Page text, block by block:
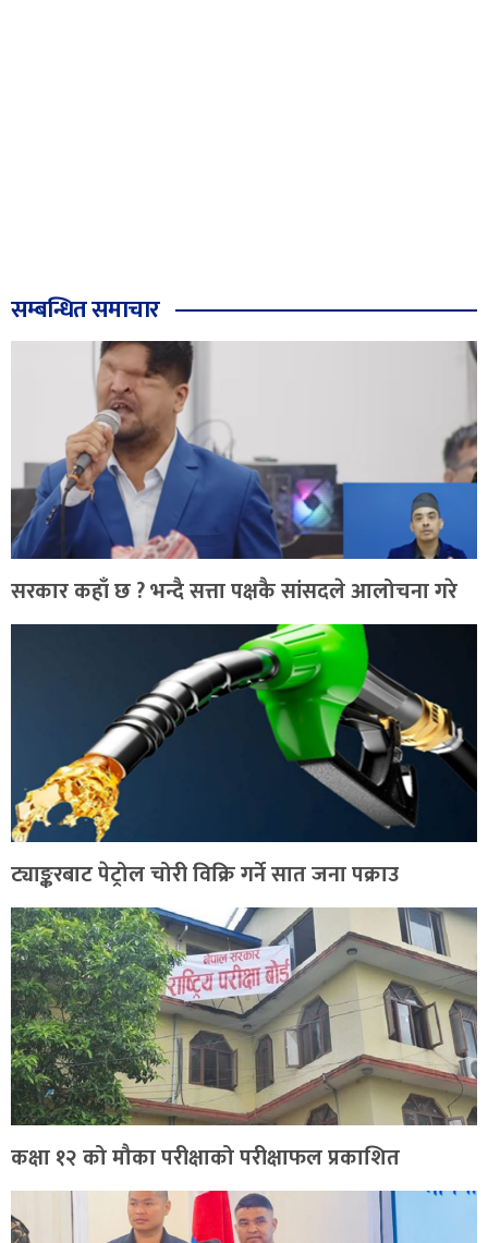
सम्बन्धित समाचार
सरकार कहाँ छ ? भन्दै सत्ता पक्षकै सांसदले आलोचना गरे
ट्याङ्करबाट पेट्रोल चोरी विक्रि गर्ने सात जना पक्राउ
कक्षा १२ को मौका परीक्षाको परीक्षाफल प्रकाशित